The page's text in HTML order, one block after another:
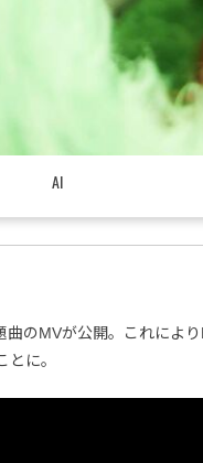
AI
曲のMVが公開。これによ
に。